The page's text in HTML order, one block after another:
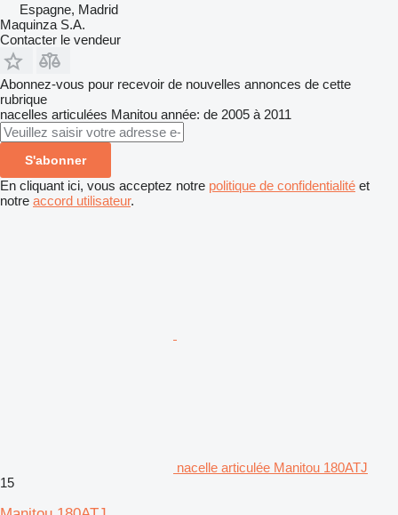
Espagne, Madrid
Maquinza S.A.
Contacter le vendeur
Abonnez-vous pour recevoir de nouvelles annonces de cette
rubrique
nacelles articulées Manitou année: de 2005 à 2011
S'abonner
En cliquant ici, vous acceptez notre politique de confidentialité et
notre accord utilisateur.
nacelle articulée Manitou 180ATJ
15